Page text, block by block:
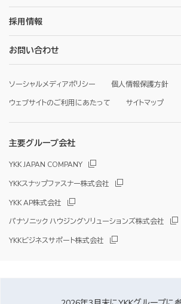
採用情報
お問い合わせ
ソーシャルメディアポリシー
個人情報保護方針
ウェブサイトのご利用にあたって
サイトマップ
主要グループ会社
YKK JAPAN COMPANY
YKKスナップファスナー株式会社
YKK AP株式会社
パナソニック ハウジングソリューションズ株式会社
YKKビジネスサポート株式会社